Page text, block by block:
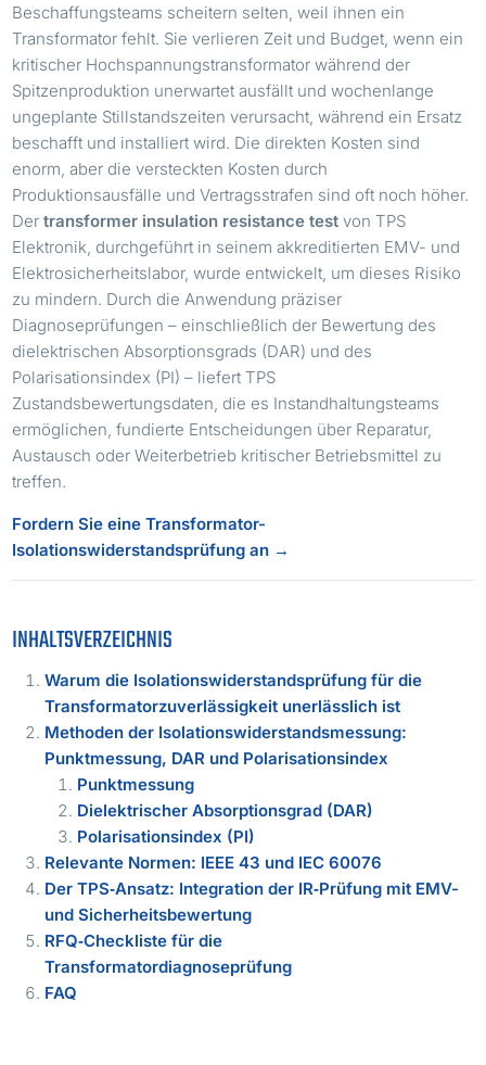
Beschaffungsteams scheitern selten, weil ihnen ein
Transformator fehlt. Sie verlieren Zeit und Budget, wenn ein
kritischer Hochspannungstransformator während der
Spitzenproduktion unerwartet ausfällt und wochenlange
ungeplante Stillstandszeiten verursacht, während ein Ersatz
beschafft und installiert wird. Die direkten Kosten sind
enorm, aber die versteckten Kosten durch
Produktionsausfälle und Vertragsstrafen sind oft noch höher.
Dertransformer insulation resistance test von TPS
Elektronik, durchgeführt in seinem akkreditierten EMV- und
Elektrosicherheitslabor, wurde entwickelt, um dieses Risiko
zu mindern. Durch die Anwendung präziser
Diagnoseprüfungen – einschließlich der Bewertung des
dielektrischen Absorptionsgrads (DAR) und des
Polarisationsindex (PI) – liefert TPS
Zustandsbewertungsdaten, die es Instandhaltungsteams
ermöglichen, fundierte Entscheidungen über Reparatur,
Austausch oder Weiterbetrieb kritischer Betriebsmittel zu
treffen.
Fordern Sie eine Transformator-
Isolationswiderstandsprüfung an →
INHALTSVERZEICHNIS
Warum die Isolationswiderstandsprüfung für die
Transformatorzuverlässigkeit unerlässlich ist
Methoden der Isolationswiderstandsmessung:
Punktmessung, DAR und Polarisationsindex
Punktmessung
Dielektrischer Absorptionsgrad (DAR)
Polarisationsindex (PI)
Relevante Normen: IEEE 43 und IEC 60076
Der TPS‑Ansatz: Integration der IR‑Prüfung mit EMV-
und Sicherheitsbewertung
RFQ‑Checkliste für die
Transformatordiagnoseprüfung
FAQ